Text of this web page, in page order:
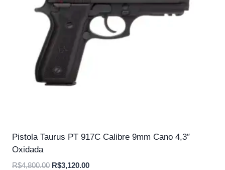
Pistola Taurus PT 917C Calibre 9mm Cano 4,3″
Oxidada
R$4,800.00 O
R$3,120.00O